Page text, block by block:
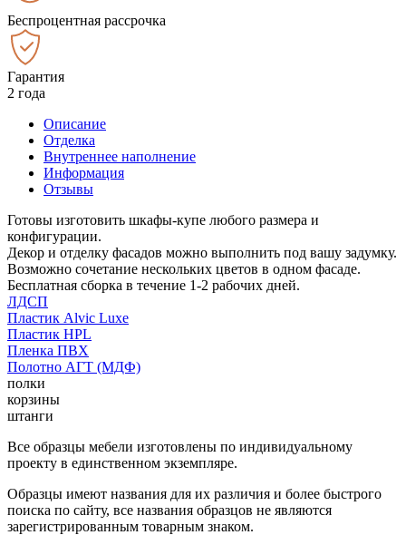
Беспроцентная рассрочка
Гарантия
2 года
Описание
Отделка
Внутреннее наполнение
Информация
Отзывы
Готовы изготовить шкафы-купе любого размера и
конфигурации.
Декор и отделку фасадов можно выполнить под вашу задумку.
Возможно сочетание нескольких цветов в одном фасаде.
Бесплатная сборка в течение 1-2 рабочих дней.
ЛДСП
Пластик Alvic Luxe
Пластик HPL
Пленка ПВХ
Полотно АГТ (МДФ)
полки
корзины
штанги
Все образцы мебели изготовлены по индивидуальному
проекту в единственном экземпляре.
Образцы имеют названия для их различия и более быстрого
поиска по сайту, все названия образцов не являются
зарегистрированным товарным знаком.